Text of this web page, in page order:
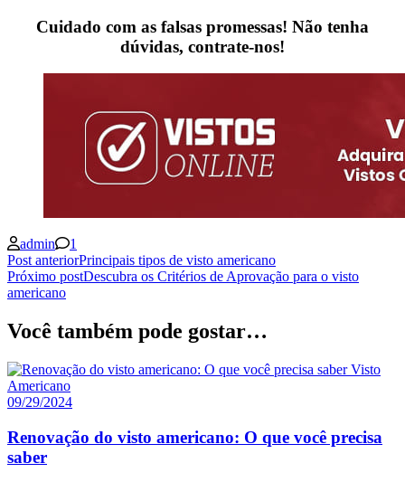
Cuidado com as falsas promessas! Não tenha
dúvidas, contrate-nos!
admin 1
Navegação
de
Post anteriorPrincipais tipos de visto americano
Próximo postDescubra os Critérios de Aprovação para o visto
americano
Você também pode gostar…
Visto
Americano
09/29/2024
Renovação do visto americano: O que você precisa
saber